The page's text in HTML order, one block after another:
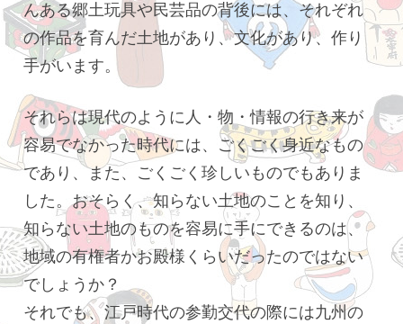
んある郷土玩具や民芸品の背後には、それぞれ
の作品を育んだ土地があり、文化があり、作り
手がいます。
それらは現代のように人・物・情報の行き来が
容易でなかった時代には、ごくごく身近なもの
であり、また、ごくごく珍しいものでもありま
した。おそらく、知らない土地のことを知り、
知らない土地のものを容易に手にできるのは、
地域の有権者かお殿様くらいだったのではない
でしょうか？
それでも、江戸時代の参勤交代の際には九州の